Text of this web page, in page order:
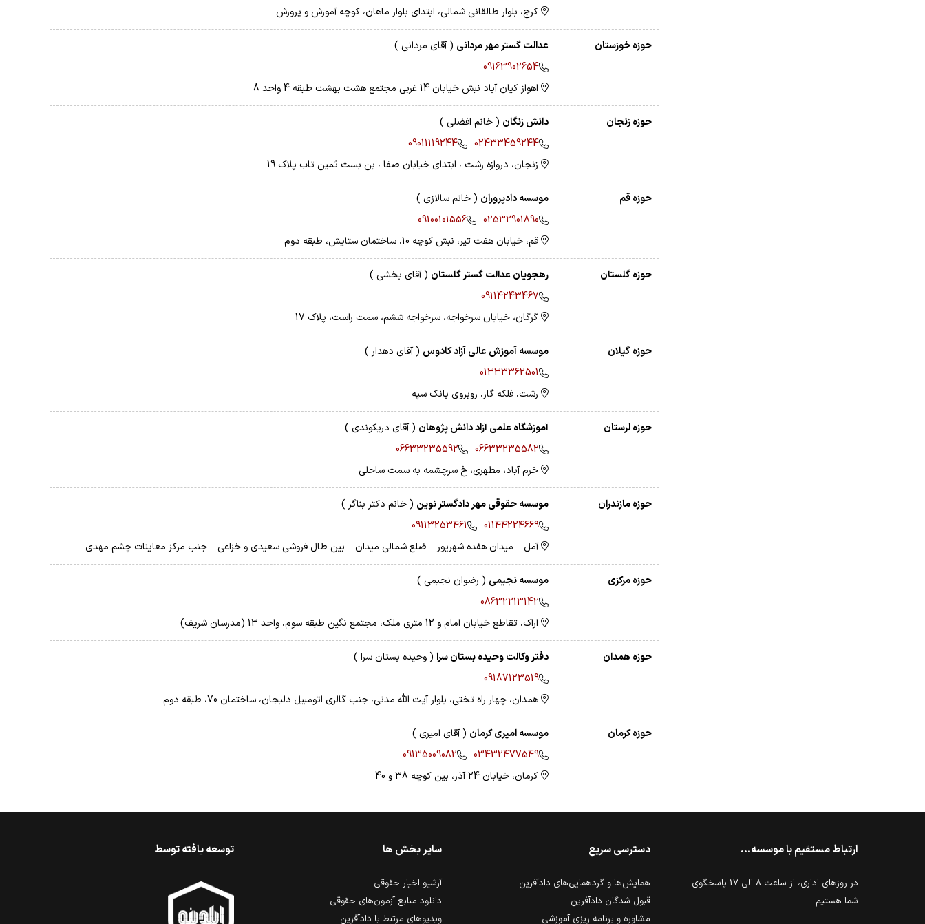
کرج، بلوار طالقانی شمالی، ابتدای بلوار ماهان، کوچه آموزش و پرورش
حوزه خوزستان عدالت گستر مهر مردانی ( آقای مردانی )
09163902654
اهواز کیان آباد نبش خیابان 14 غربی مجتمع هشت بهشت طبقه 4 واحد 8
حوزه زنجان دانش زنگان ( خانم افضلی )
02433459244
09011119244
زنجان، دروازه رشت ، ابتدای خیابان صفا ، بن بست ثمین تاب پلاک 19
حوزه قم موسسه دادپروران ( خانم سالازی )
02532901890
09100101556
قم، خیابان هفت تیر، نبش کوچه 10، ساختمان ستایش، طبقه دوم
حوزه گلستان رهجویان عدالت گستر گلستان ( آقای بخشی )
09114243467
گرگان، خیابان سرخواجه، سرخواجه ششم، سمت راست، پلاک 17
حوزه گیلان موسسه آموزش عالی آزاد کادوس ( آقای دهدار )
01333362501
رشت، فلکه گاز، روبروی بانک سپه
حوزه لرستان آموزشگاه علمی آزاد دانش پژوهان ( آقای دریکوندی )
06633235582
06633235592
خرم آباد، مطهری، خ سرچشمه به سمت ساحلی
حوزه مازندران موسسه حقوقی مهر دادگستر نوین ( خانم دکتر بناگر )
01144224669
09113253461
آمل – میدان هفده شهریور – ضلع شمالی میدان – بین طال فروشی سعیدی و خزاعی – جنب مرکز معاینات چشم مهدی
حوزه مرکزی موسسه نجیمی ( رضوان نجیمی )
08632213142
اراک، تقاطع خیابان امام و 12 متری ملک، مجتمع نگین طبقه سوم، واحد 13 (مدرسان شریف)
حوزه همدان دفتر وکالت وحیده بستان سرا ( وحیده بستان سرا )
09187123519
همدان، چهار راه تختی، بلوار آیت الله مدنی، جنب گالری اتومبیل دلیجان، ساختمان 70، طبقه دوم
حوزه کرمان موسسه امیری کرمان ( آقای امیری )
03432477549
09135009082
کرمان، خیابان 24 آذر، بین کوچه 38 و 40
ارتباط مستقیم با موسسه...
در روزهای اداری، از ساعت 8 الی 17 پاسخگوی
شما هستیم.
دسترسی سریع
همایش‌ها و گردهمایی‌های دادآفرین
قبول شدگان دادآفرین
مشاوره و برنامه ریزی آموزشی
سایر بخش ها
آرشیو اخبار حقوقی
دانلود منابع آزمون‌های حقوقی
ویدیوهای مرتبط با دادآفرین
توسعه یافته توسط